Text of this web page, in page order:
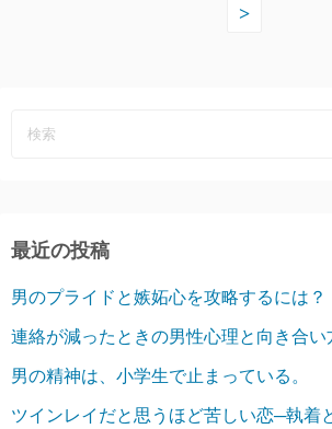
ビ
シ
ョ
ン
>
最近の投稿
男のプライドと嫉妬心を攻略するには？
連絡が減ったときの男性心理と向き合い
男の精神は、小学生で止まっている。
ツインレイだと思うほど苦しい恋─執着